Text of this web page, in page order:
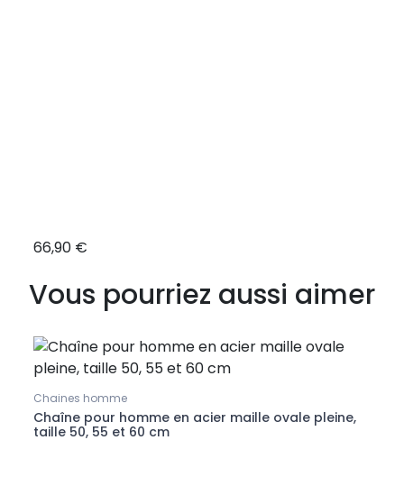
66,90 €
Vous pourriez aussi aimer
Chaines homme
Chaîne pour homme en acier maille ovale pleine,
taille 50, 55 et 60 cm